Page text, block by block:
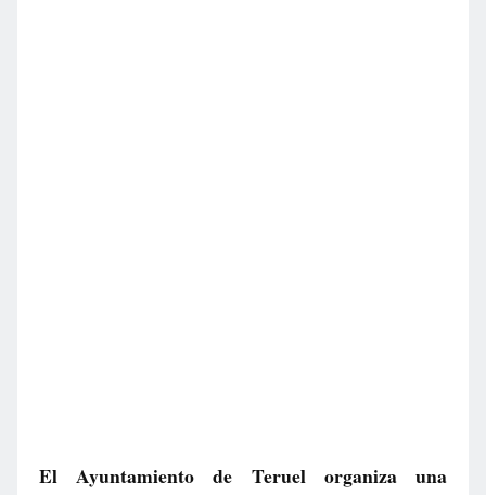
El Ayuntamiento de Teruel organiza una